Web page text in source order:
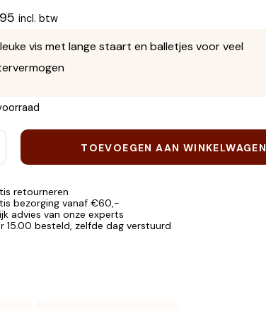
incl. btw
vis met lange staart en balletjes voor veel
TOEVOEGEN AAN WINKELWAGEN
retourneren
bezorging vanaf €60,-
advies van onze experts
15.00 besteld, zelfde dag verstuurd